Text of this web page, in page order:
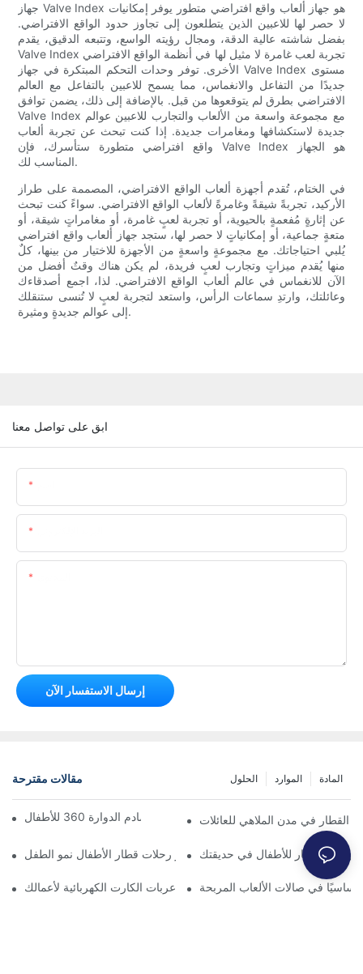
جهاز Valve Index هو جهاز ألعاب واقع افتراضي متطور يوفر إمكانيات
لا حصر لها للاعبين الذين يتطلعون إلى تجاوز حدود الواقع الافتراضي.
بفضل شاشته عالية الدقة، ومجال رؤيته الواسع، وتتبعه الدقيق، يقدم
Valve Index تجربة لعب غامرة لا مثيل لها في أنظمة الواقع الافتراضي
الأخرى. توفر وحدات التحكم المبتكرة في جهاز Valve Index مستوى
جديدًا من التفاعل والانغماس، مما يسمح للاعبين بالتفاعل مع العالم
الافتراضي بطرق لم يتوقعوها من قبل. بالإضافة إلى ذلك، يضمن توافق
Valve Index مع مجموعة واسعة من الألعاب والتجارب للاعبين عوالم
جديدة لاستكشافها ومغامرات جديدة. إذا كنت تبحث عن تجربة ألعاب
واقع افتراضي متطورة ستأسرك، فإن Valve Index هو الجهاز
المناسب لك.
في الختام، تُقدم أجهزة ألعاب الواقع الافتراضي، المصممة على طراز
الأركيد، تجربةً شيقةً وغامرةً لألعاب الواقع الافتراضي. سواءً كنت تبحث
عن إثارةٍ مُفعمةٍ بالحيوية، أو تجربة لعبٍ غامرة، أو مغامراتٍ شيقة، أو
متعةٍ جماعية، أو إمكانياتٍ لا حصر لها، ستجد جهاز ألعاب واقع افتراضي
يُلبي احتياجاتك. مع مجموعةٍ واسعةٍ من الأجهزة للاختيار من بينها، كلٌ
منها يُقدم ميزاتٍ وتجارب لعبٍ فريدة، لم يكن هناك وقتٌ أفضل من
الآن للانغماس في عالم ألعاب الواقع الافتراضي. لذا، اجمع أصدقاءك
وعائلتك، وارتدِ سماعات الرأس، واستعد لتجربة لعبٍ لا تُنسى ستنقلك
إلى عوالم جديدةٍ ومثيرة.
ابق على تواصل معنا
إرسال الاستفسار الآن
مقالات مقترحة المادة الموارد الحلول
الدليل الشامل لسيارات التصادم الدوارة 360 للأطفالالقطار في مدن الملاهي للعائلات
كيف تُعزز رحلات قطار الأطفال نمو الطفلرحلة قطار للأطفال في حديقتك
صيانة منخفضة مقابل متعة عالية: اختيار عربات الكارت الكهربائية لأعمالك
أساسيًا في صالات الألعاب المربحة